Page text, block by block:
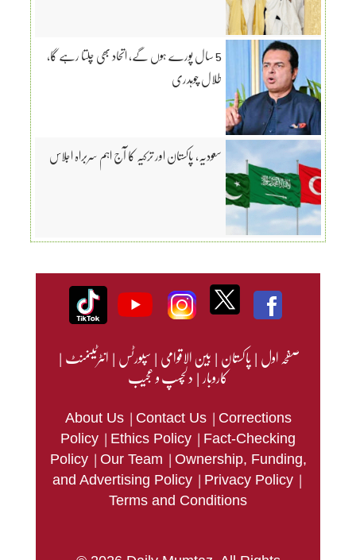
5 سال پورے ہوں گے، اتحاد بھی چلتا رہے گا،
طلال چوہدری
سعودیہ، پاکستان اور ترکیہ کا آج اہم سربراہ اجلاس
صفحہ اول|پاکستان|بین الاقوامی|سپورٹس|انٹرٹینمنٹ|
کاروبار|دلچسپ و عجیب
About Us | Contact Us | Corrections
Policy | Ethics Policy | Fact-Checking
Policy | Our Team | Ownership, Funding,
and Advertising Policy | Privacy Policy |
Terms and Conditions